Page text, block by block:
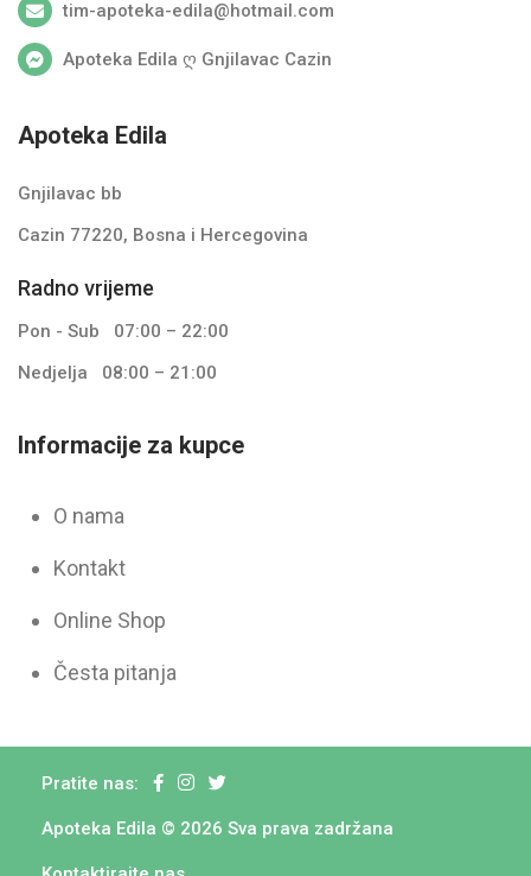
tim-apoteka-edila@hotmail.com
Apoteka Edila ღ Gnjilavac Cazin
Apoteka Edila
Gnjilavac bb
Cazin 77220, Bosna i Hercegovina
Radno vrijeme
Pon - Sub
07:00 – 22:00
Nedjelja 08:00 – 21:00
Informacije za kupce
O nama
Kontakt
Online Shop
Česta pitanja
Pratite nas:
Apoteka Edila © 2026 Sva prava zadržana